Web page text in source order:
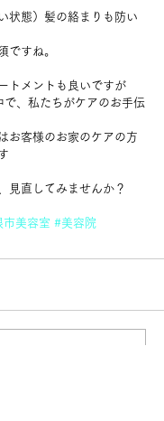
状態）髪の絡まりも防い
ですね。
トメントも良いですが
で、私たちがケアのお手伝
お客様のお家のケアの方
見直してみませんか？
市美容室 #美容院